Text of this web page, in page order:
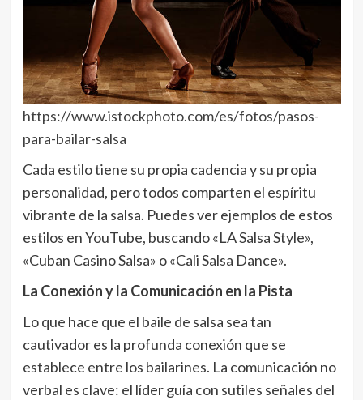
https://www.istockphoto.com/es/fotos/pasos-
para-bailar-salsa
Cada estilo tiene su propia cadencia y su propia
personalidad, pero todos comparten el espíritu
vibrante de la salsa. Puedes ver ejemplos de estos
estilos en YouTube, buscando «LA Salsa Style»,
«Cuban Casino Salsa» o «Cali Salsa Dance».
La Conexión y la Comunicación en la Pista
Lo que hace que el baile de salsa sea tan
cautivador es la profunda conexión que se
establece entre los bailarines. La comunicación no
verbal es clave: el líder guía con sutiles señales del